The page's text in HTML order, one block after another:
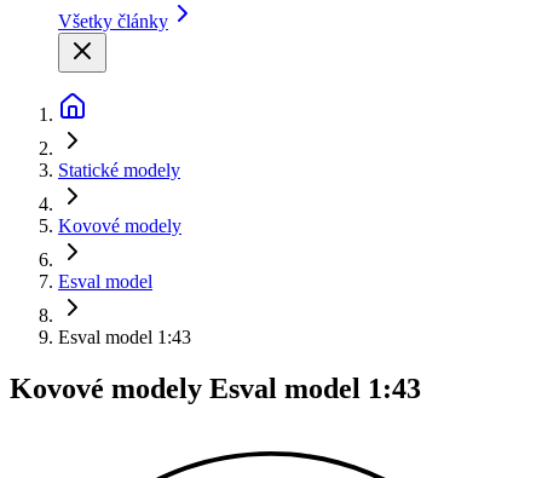
Všetky články
Statické modely
Kovové modely
Esval model
Esval model 1:43
Kovové modely Esval model 1:43